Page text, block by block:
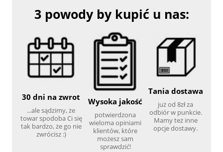
3 powody by kupić u nas:
30 dni na zwrot
...ale sądzimy, że
towar spodoba Ci się
tak bardzo, że go nie
zwrócisz :)
Wysoka jakość
potwierdzona
wieloma opiniami
klientów, które
możesz sam
sprawdzić!
Tania dostawa
już od 8zł za
odbiór w punkcie.
Mamy też inne
opcje dostawy.